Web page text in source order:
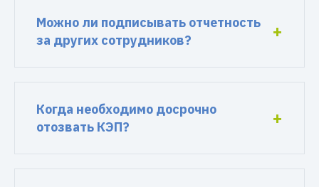
Можно ли подписывать отчетность
за других сотрудников?
Когда необходимо досрочно
отозвать КЭП?